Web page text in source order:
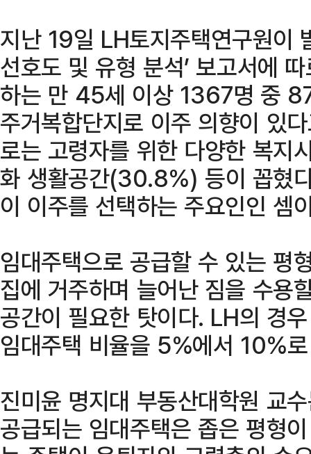
지난 19일 LH토지주택연구원이
선호도 및 유형 분석’ 보고서에
하는 만 45세 이상 1367명 중
주거복합단지로 이주 의향이 있
로는 고령자를 위한 다양한 복
화 생활공간(30.8%) 등이 꼽혔
이 이주를 선택하는 주요인인 셈
임대주택으로 공급할 수 있는 평
집에 거주하며 늘어난 짐을 수용
공간이 필요한 탓이다. LH의
임대주택 비율을 5%에서 10%
진미윤 명지대 부동산대학원 교
공급되는 임대주택은 좁은 평형